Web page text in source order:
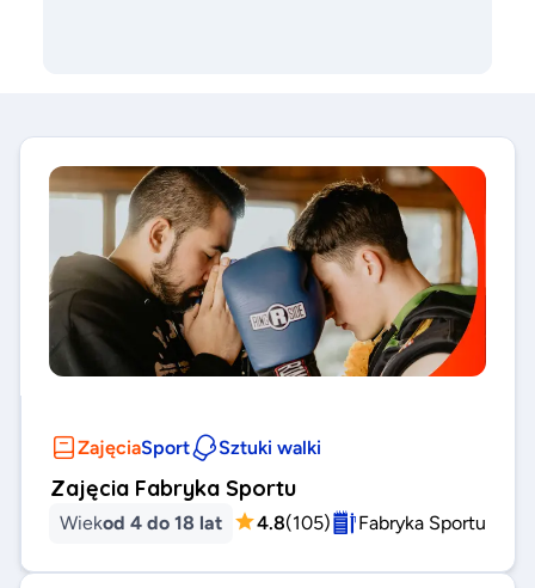
ZajęciaSport Sztuki walki
Zajęcia Fabryka Sportu
Wiekod 4 do 18 lat 4.8(105) Fabryka Sportu